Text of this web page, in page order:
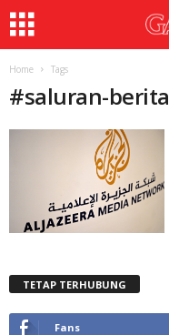
Home Tags
#saluran-berita
TETAP TERHUBUNG
Fans